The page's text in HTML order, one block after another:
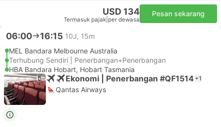
USD 134
Termasuk pajak per dewasa
Pesan sekarang
06:00 16:15 10J, 15m
MEL Bandara Melbourne Australia
Terhubung Sendiri | Penerbangan+Penerbangan
HBA Bandara Hobart, Hobart Tasmania
Ekonomi | Penerbangan #QF1514 +1
Qantas Airways